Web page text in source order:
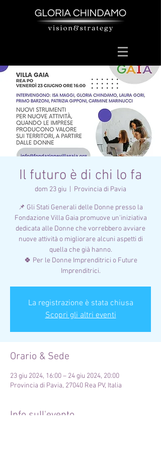
Il futuro è di chi lo fa
dom 23 giu Provincia di Pavia
📌 Gli Stati Generali delle Donne presso la
Fondazione Villa Gaia promuove un'iniziativa
dedicata alle Donne che vorrebbero avviare
nuove attività o migliorare alcuni aspetti di
quella che già hanno.
🍀 Per le Donne Imprenditrici o Future
Imprenditrici.
La registrazione è stata chiusa
Scopri gli altri eventi
Orario & Sede
23 giu 2024, 16:00 – 24 giu 2024, 20:00
Provincia di Pavia, 27040 Rea PV, Italia
Info sull'evento